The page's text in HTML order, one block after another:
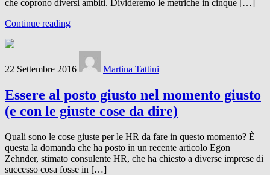
che coprono diversi ambiti. Divideremo le metriche in cinque […]
Continue reading
22 Settembre 2016 Martina Tattini
Essere al posto giusto nel momento giusto
(e con le giuste cose da dire)
Quali sono le cose giuste per le HR da fare in questo momento? È
questa la domanda che ha posto in un recente articolo Egon
Zehnder, stimato consulente HR, che ha chiesto a diverse imprese di
successo cosa fosse in […]